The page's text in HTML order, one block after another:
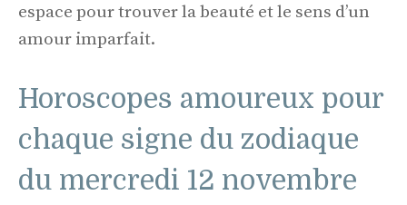
espace pour trouver la beauté et le sens d’un
amour imparfait.
Horoscopes amoureux pour
chaque signe du zodiaque
du mercredi 12 novembre